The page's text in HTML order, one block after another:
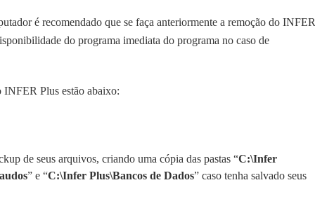
efetuar
a
desinstalação
INFER
é recomendado que se faça anteriormente a remoção do INFER
do programa imediata do programa no caso de
INFER Plus estão abaixo:
de seus arquivos, criando uma cópia das pastas “C:\Infer
” e “C:\Infer Plus\Bancos de Dados” caso tenha salvado seus